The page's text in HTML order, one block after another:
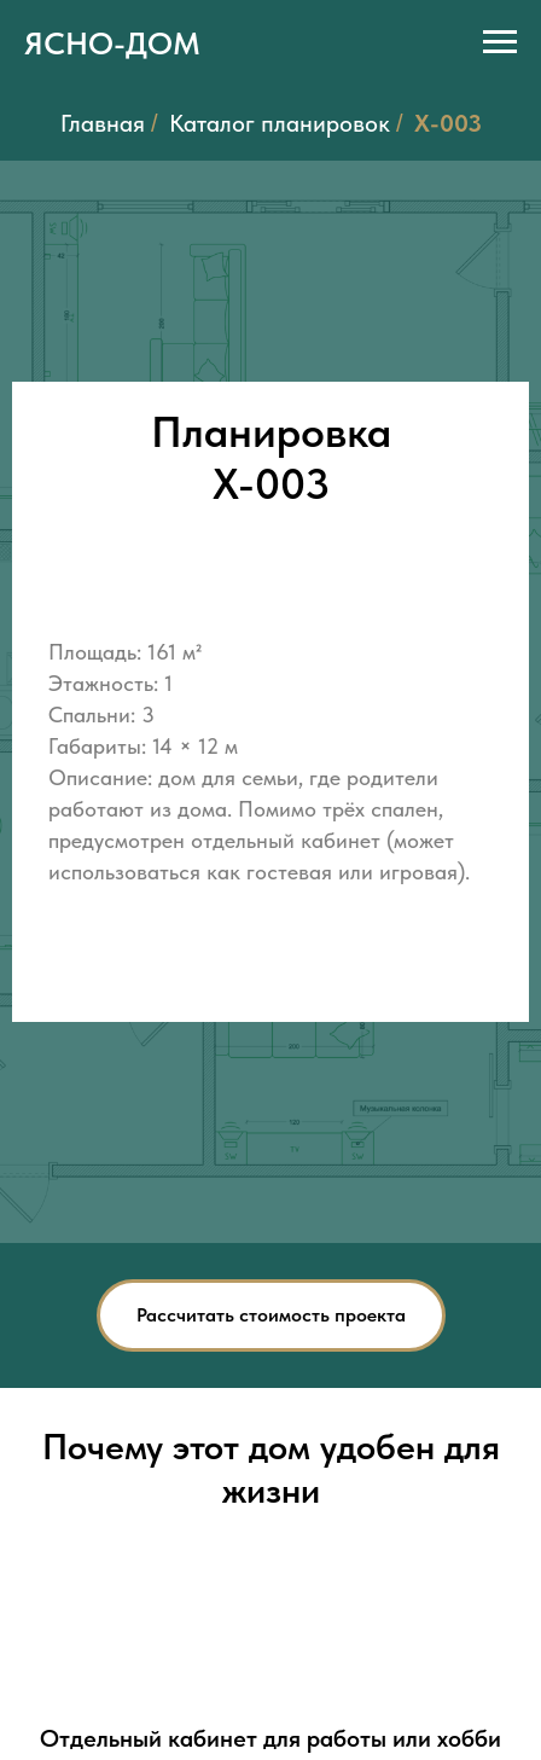
ЯСНО-ДОМ
Главная / Каталог планировок / X-003
Планировка
X-003
Площадь: 161 м²
Этажность: 1
Спальни: 3
Габариты: 14 × 12 м
Описание: дом для семьи, где родители
работают из дома. Помимо трёх спален,
предусмотрен отдельный кабинет (может
использоваться как гостевая или игровая).
Рассчитать стоимость проекта
Почему этот дом удобен для
жизни
Отдельный кабинет для работы или хобби